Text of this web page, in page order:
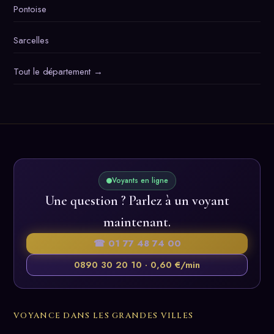
Pontoise
Sarcelles
Tout le département →
Voyants en ligne
Une question ? Parlez à un voyant
maintenant.
☎ 01 77 48 74 00
0890 30 20 10 · 0,60 €/min
VOYANCE DANS LES GRANDES VILLES